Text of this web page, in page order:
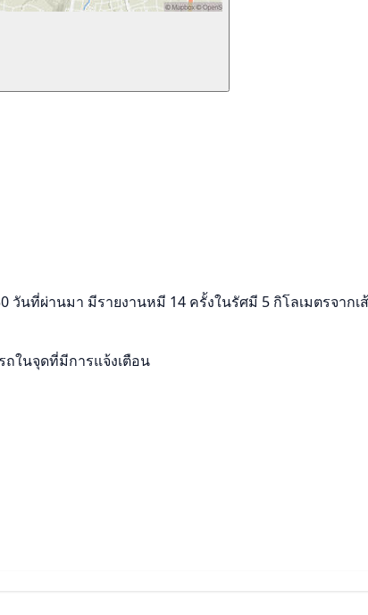
วันที่ผ่านมา มีรายงานหมี 14 ครั้งในรัศมี 5 กิโลเมตรจาก
ในจุดที่มีการแจ้งเตือน